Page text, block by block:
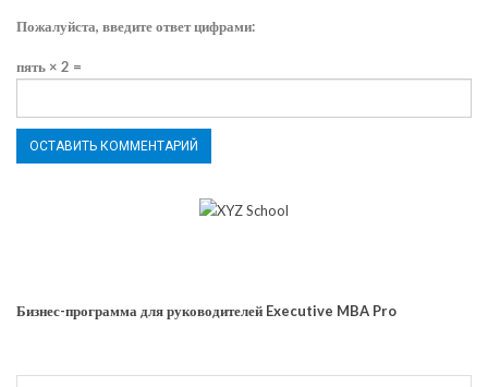
Пожалуйста, введите ответ цифрами:
пять × 2 =
Бизнес-программа для руководителей Executive MBA Pro